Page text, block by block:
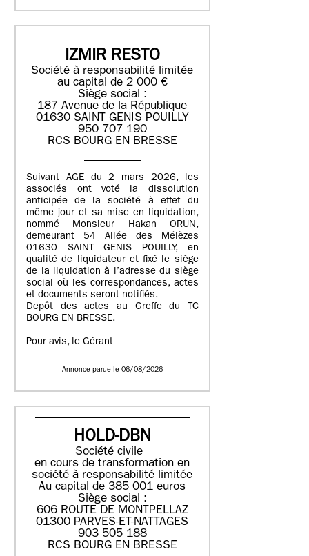
IZMIR RESTO
Société à responsabilité limitée
au capital de 2 000 €
Siège social :
187 Avenue de la République
01630 SAINT GENIS POUILLY
950 707 190
RCS BOURG EN BRESSE
Suivant AGE du 2 mars 2026, les
associés ont voté la dissolution
anticipée de la société à effet du
même jour et sa mise en liquidation,
nommé Monsieur Hakan ORUN,
demeurant 54 Allée des Mélèzes
01630 SAINT GENIS POUILLY, en
qualité de liquidateur et fixé le siège
de la liquidation à l’adresse du siège
social où les correspondances, actes
et documents seront notifiés.
Depôt des actes au Greffe du TC
BOURG EN BRESSE.
Pour avis, le Gérant
Annonce parue le 06/08/2026
HOLD-DBN
Société civile
en cours de transformation en
société à responsabilité limitée
Au capital de 385 001 euros
Siège social :
606 ROUTE DE MONTPELLAZ
01300 PARVES-ET-NATTAGES
903 505 188
RCS BOURG EN BRESSE